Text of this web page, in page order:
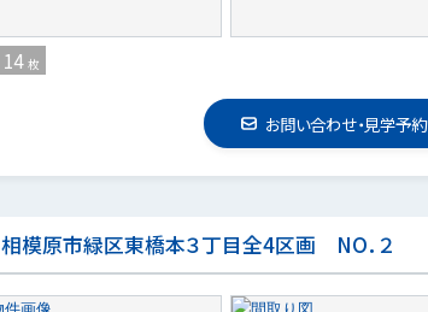
14 枚
お問い合わせ・見学予約
相模原市緑区東橋本３丁目全4区画 NO．２